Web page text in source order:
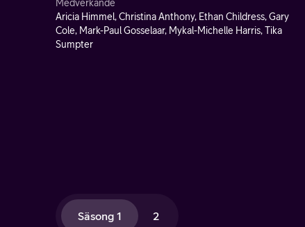
Medverkande
Aricia Himmel, Christina Anthony, Ethan Childress, Gary
Cole, Mark-Paul Gosselaar, Mykal-Michelle Harris, Tika
Sumpter
Säsong 1 2